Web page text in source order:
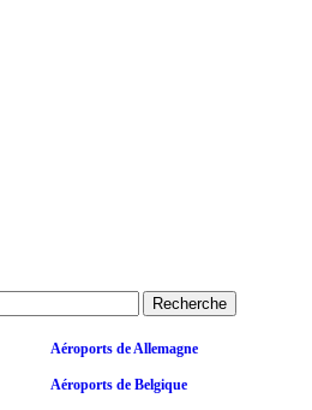
Aéroports de Allemagne
Aéroports de Belgique